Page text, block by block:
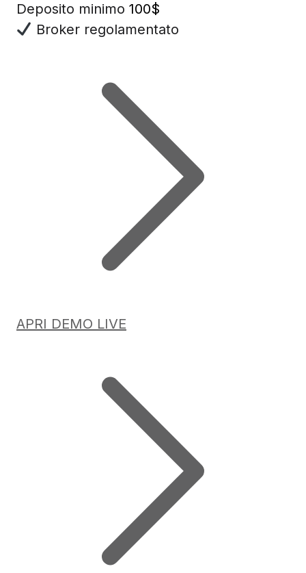
Deposito minimo 100$
Broker regolamentato
APRI DEMO LIVE